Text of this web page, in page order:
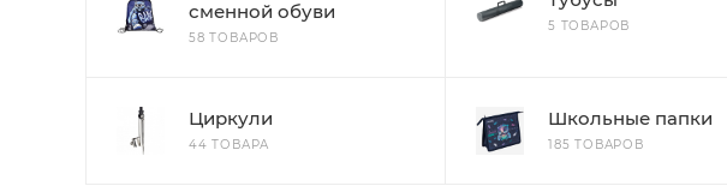
сменной обуви
58 ТОВАРОВ
5 ТОВАРОВ
Циркули
44 ТОВАРА
Школьные папки
185 ТОВАРОВ